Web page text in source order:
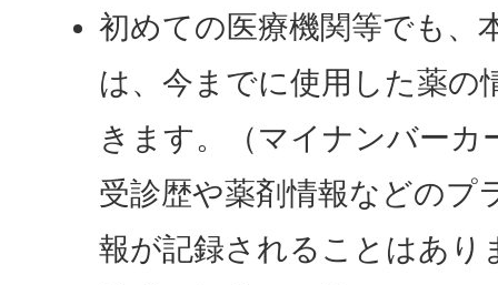
初めての医療機関等でも、
は、今までに使用した薬の
きます。（マイナンバーカ
受診歴や薬剤情報などのプ
報が記録されることはあり